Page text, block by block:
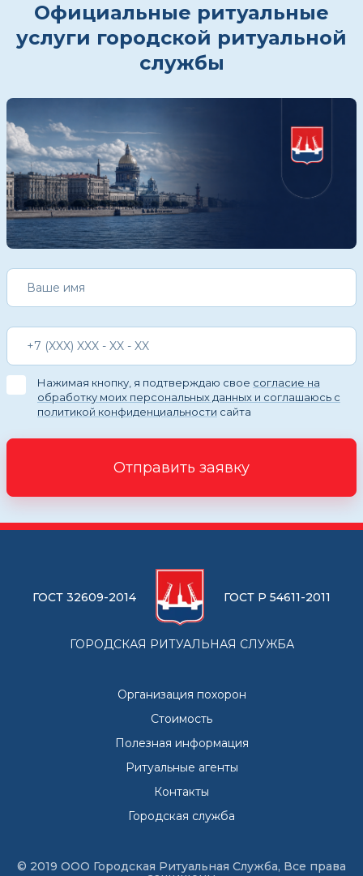
Официальные ритуальные
услуги городской ритуальной
службы
Нажимая кнопку, я подтверждаю свое согласие на
обработку моих персональных данных и соглашаюсь с
политикой конфиденциальности сайта
Отправить заявку
ГОСТ 32609-2014 ГОСТ Р 54611-2011
ГОРОДСКАЯ РИТУАЛЬНАЯ СЛУЖБА
Организация похорон
Стоимость
Полезная информация
Ритуальные агенты
Контакты
Городская служба
© 2019 ООО Городская Ритуальная Служба, Все права